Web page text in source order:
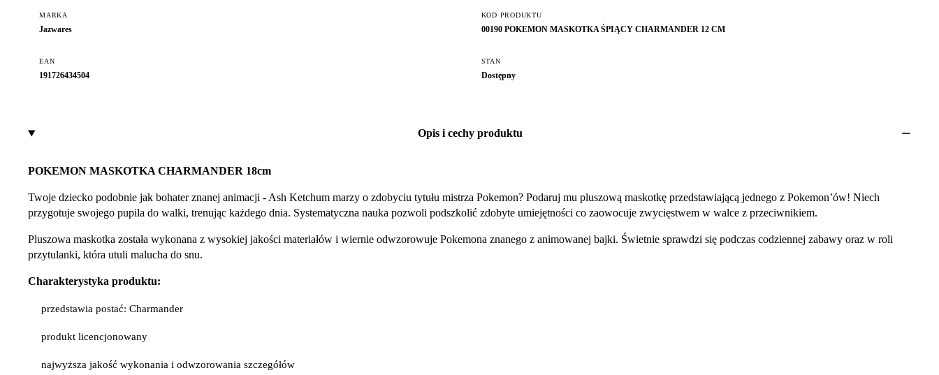
MARKA
Jazwares
KOD PRODUKTU
00190 POKEMON MASKOTKA ŚPIĄCY CHARMANDER 12 CM
EAN
191726434504
STAN
Dostępny
Opis i cechy produktu
POKEMON MASKOTKA CHARMANDER 18cm
Twoje dziecko podobnie jak bohater znanej animacji - Ash Ketchum marzy o zdobyciu tytułu mistrza Pokemon? Podaruj mu pluszową maskotkę przedstawiającą jednego z Pokemon’ów! Niech
przygotuje swojego pupila do walki, trenując każdego dnia. Systematyczna nauka pozwoli podszkolić zdobyte umiejętności co zaowocuje zwycięstwem w walce z przeciwnikiem.
Pluszowa maskotka została wykonana z wysokiej jakości materiałów i wiernie odwzorowuje Pokemona znanego z animowanej bajki. Świetnie sprawdzi się podczas codziennej zabawy oraz w roli
przytulanki, która utuli malucha do snu.
Charakterystyka produktu:
przedstawia postać: Charmander
produkt licencjonowany
najwyższa jakość wykonania i odwzorowania szczegółów